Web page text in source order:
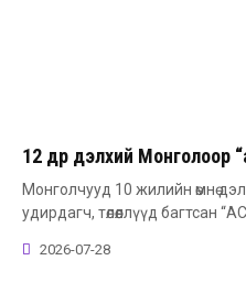
12 өдөр дэлхий Монголоор
Монголчууд 10 жилийн өмнө
удирдагч, төлөөллүүд багтсан
2026-07-28